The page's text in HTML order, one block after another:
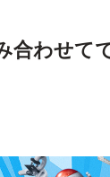
合わせて